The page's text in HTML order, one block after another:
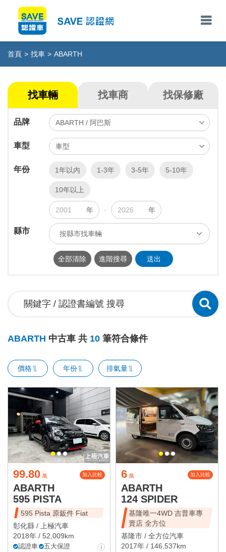
首頁 > 找車 > ABARTH
找車輛 找車商 找保修廠
品牌
車型
年份 1年以內 1-3年 3-5年 5-10年
10年以上
年 - 年
縣市 按縣市找車輛
ALL 台北市 新北市 基隆市
全部清除 進階搜尋 送出
ABARTH 中古車 共 10 筆符合條件
價格 年份 排氣量
99.80 萬 加入比較
ABARTH
595 PISTA
595 Pista 原鈑件 Fiat
彰化縣 /
上極汽車
2018年 / 52,009km
認證車
五大保證
6 萬 加入比較
ABARTH
124 SPIDER
基隆唯一4WD 吉普車專
賣店 全方位
基隆市 / 全方位汽車
2017年 / 146,537km